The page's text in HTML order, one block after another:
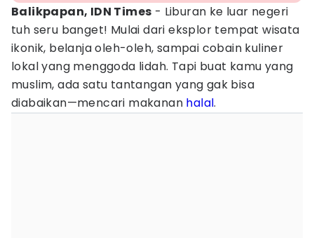
Balikpapan, IDN Times - Liburan ke luar negeri
tuh seru banget! Mulai dari eksplor tempat wisata
ikonik, belanja oleh-oleh, sampai cobain kuliner
lokal yang menggoda lidah. Tapi buat kamu yang
muslim, ada satu tantangan yang gak bisa
diabaikan—mencari makanan halal.